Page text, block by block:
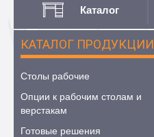
Каталог
КАТАЛОГ ПРОДУКЦИИ
Столы рабочие
Опции к рабочим столам и
верстакам
Готовые решения